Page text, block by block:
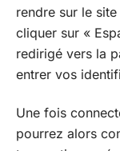
rendre sur le
cliquer sur «
redirigé vers la
entrer vos
Une fois
pourrez alors